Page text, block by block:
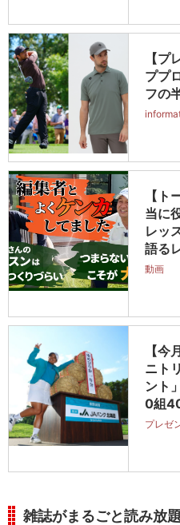
【
ププ
フの
【
当に
レッ
語る
動画
【
ニト
ント
0組
プレゼ
雑誌がまるごと読み放題